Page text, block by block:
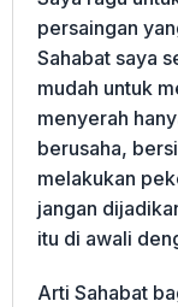
persaingan
Sahabat saya
mudah untuk
menyerah
berusaha,
melakukan
jangan
itu di awali
Arti Sahabat